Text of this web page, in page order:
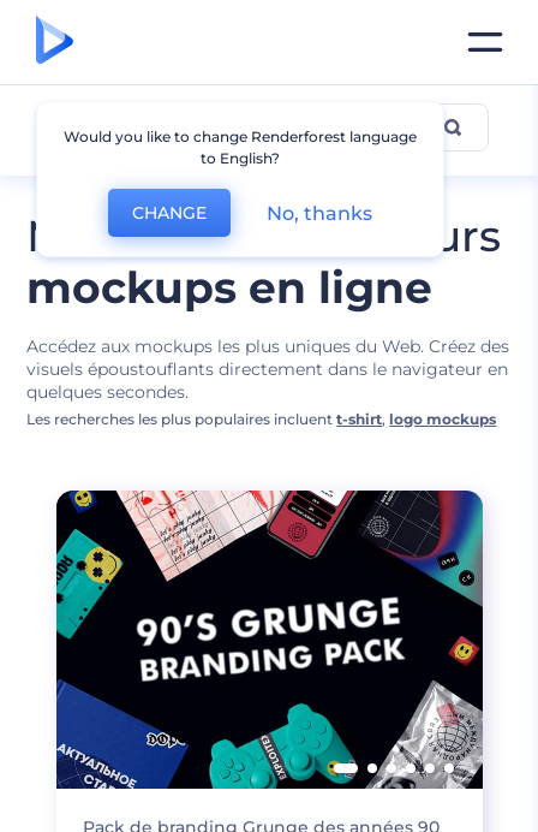
Modifiez les meilleurs
mockups en ligne
Accédez aux mockups les plus uniques du Web. Créez des
visuels époustouflants directement dans le navigateur en
quelques secondes.
Conceptions de Mockups
Les recherches les plus populaires incluentt-shirt, logo mockups
Pack de branding Grunge des années 90
Would you like to change Renderforest language
to English?
CHANGE No, thanks